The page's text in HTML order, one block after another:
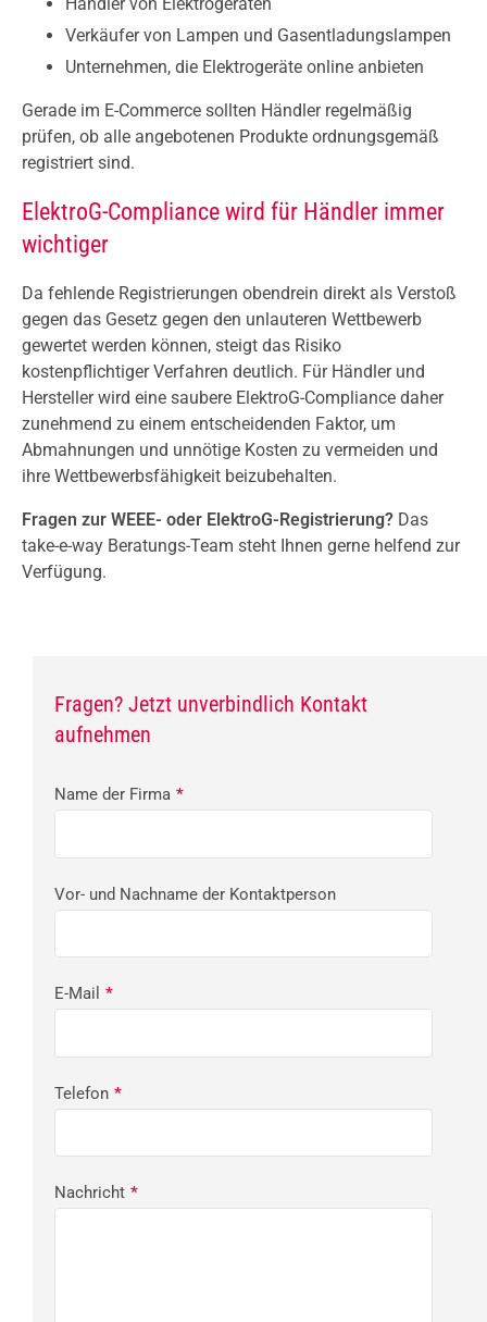
Verkäufer von Lampen und Gasentladungslampen
Unternehmen, die Elektrogeräte online anbieten
Gerade im E-Commerce sollten Händler regelmäßig
prüfen, ob alle angebotenen Produkte ordnungsgemäß
registriert sind.
ElektroG-Compliance wird für Händler immer
wichtiger
Da fehlende Registrierungen obendrein direkt als Verstoß
gegen das Gesetz gegen den unlauteren Wettbewerb
gewertet werden können, steigt das Risiko
kostenpflichtiger Verfahren deutlich. Für Händler und
Hersteller wird eine saubere ElektroG-Compliance daher
zunehmend zu einem entscheidenden Faktor, um
Abmahnungen und unnötige Kosten zu vermeiden und
ihre Wettbewerbsfähigkeit beizubehalten.
Fragen zur WEEE- oder ElektroG-Registrierung? Das
take-e-way Beratungs-Team steht Ihnen gerne helfend zur
Verfügung.
Fragen? Jetzt unverbindlich Kontakt
aufnehmen
Name der Firma *
Vor- und Nachname der Kontaktperson
E-Mail *
Telefon *
Nachricht *